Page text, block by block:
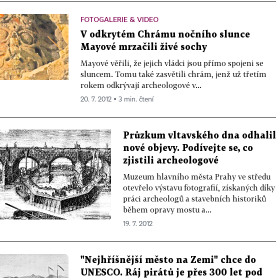
FOTOGALERIE & VIDEO
V odkrytém Chrámu nočního slunce
Mayové mrzačili živé sochy
Mayové věřili, že jejich vládci jsou přímo spojeni se
sluncem. Tomu také zasvětili chrám, jenž už třetím
rokem odkrývají archeologové v...
20. 7. 2012 ▪ 3 min. čtení
Průzkum vltavského dna odhalil
nové objevy. Podívejte se, co
zjistili archeologové
Muzeum hlavního města Prahy ve středu
otevřelo výstavu fotografií, získaných díky
práci archeologů a stavebních historiků
během opravy mostu a...
19. 7. 2012
"Nejhříšnější město na Zemi" chce do
UNESCO. Ráj pirátů je přes 300 let pod